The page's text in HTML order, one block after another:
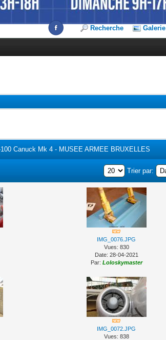
Recherche Galerie
Canuck Mk 4 - MUSEE ARMEE BRUXELLES
Trier par:
IMG_0076.JPG
Vues: 830
Date: 28-04-2021
Par: Loloskymaster
IMG_0072.JPG
Vues: 838